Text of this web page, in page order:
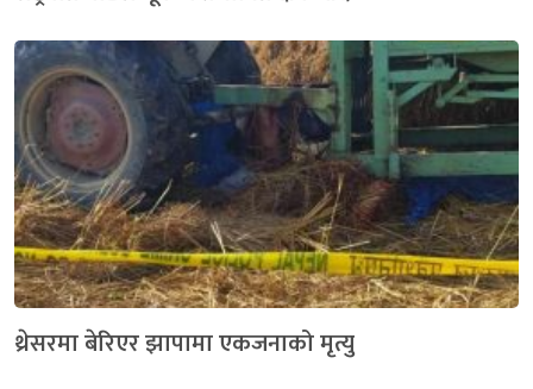
थ्रेसरमा बेरिएर झापामा एकजनाको मृत्यु